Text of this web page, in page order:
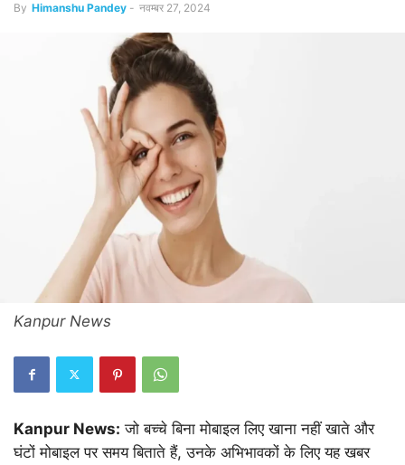
By Himanshu Pandey - नवम्बर 27, 2024
Kanpur News
Kanpur News: जो बच्चे बिना मोबाइल लिए खाना नहीं खाते और
घंटों मोबाइल पर समय बिताते हैं, उनके अभिभावकों के लिए यह खबर